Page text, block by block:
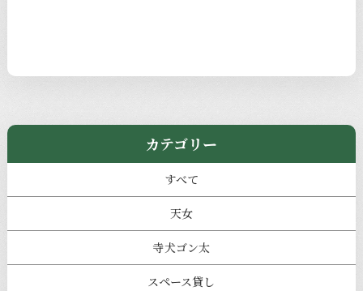
カテゴリー
すべて
天女
寺犬ゴン太
スペース貸し